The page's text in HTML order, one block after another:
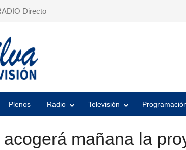
Directo
Plenos Radio Televisión
mañana la